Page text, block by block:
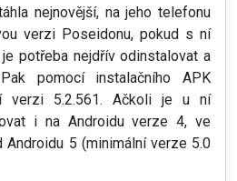
nejnovější, na jeho telefonu
verzi Poseidonu, pokud s ní
potřeba nejdřív odinstalovat a
pomocí instalačního APK
verzi 5.2.561. Ačkoli je u ní
i na Androidu verze 4, ve
5 (minimální verze 5.0